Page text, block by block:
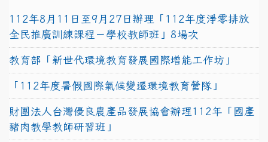
112年8月11日至9月27日辦理「112年度淨零排放
全民推廣訓練課程－學校教師班」8場次
教育部「新世代環境教育發展國際增能工作坊」
「112年度暑假國際氣候變遷環境教育營隊」
財團法人台灣優良農產品發展協會辦理112年「國產
豬肉教學教師研習班」